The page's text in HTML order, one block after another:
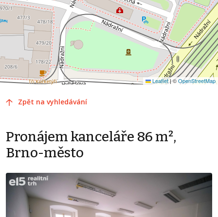
Leaflet|©OpenStreetMap
Zpět na vyhledávání
Pronájem kanceláře 86 m²,
Brno-město